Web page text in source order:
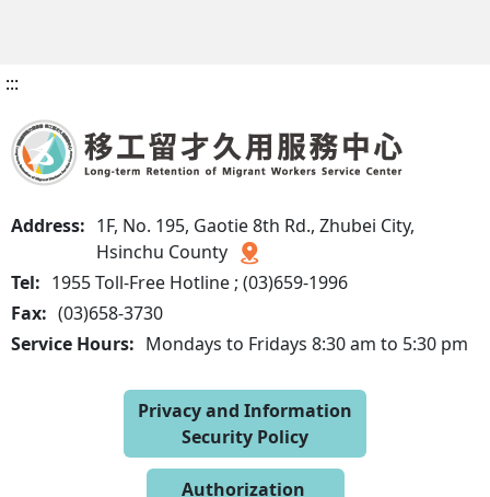
:::
Address: 1F, No. 195, Gaotie 8th Rd., Zhubei City,
Hsinchu County
Tel: 1955 Toll-Free Hotline ; (03)659-1996
Fax: (03)658-3730
Service Hours: Mondays to Fridays 8:30 am to 5:30 pm
Privacy and Information
Security Policy
Authorization